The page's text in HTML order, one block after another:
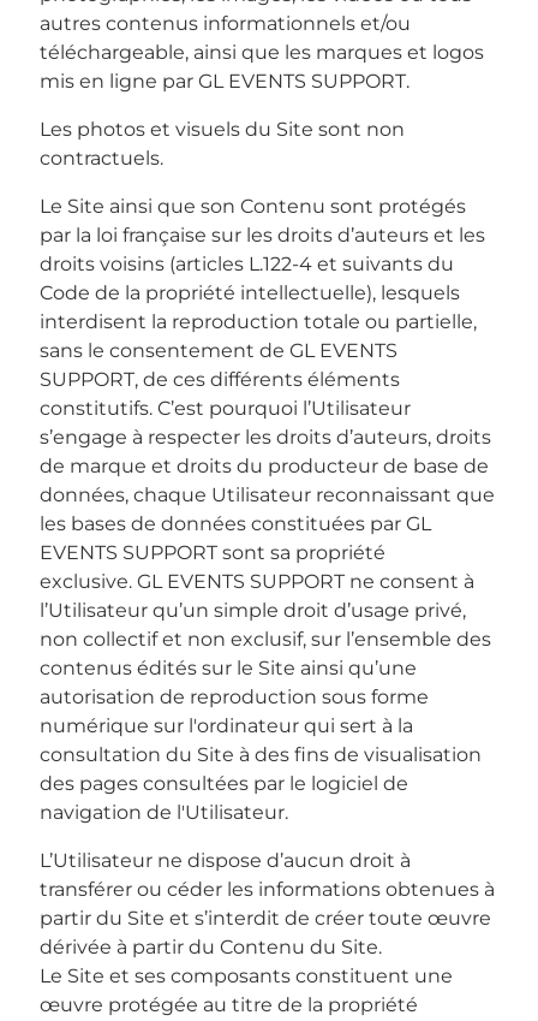
autres contenus informationnels et/ou
téléchargeable, ainsi que les marques et logos
mis en ligne par GL EVENTS SUPPORT.
Les photos et visuels du Site sont non
contractuels.
Le Site ainsi que son Contenu sont protégés
par la loi française sur les droits d’auteurs et les
droits voisins (articles L.122-4 et suivants du
Code de la propriété intellectuelle), lesquels
interdisent la reproduction totale ou partielle,
sans le consentement de GL EVENTS
SUPPORT, de ces différents éléments
constitutifs. C’est pourquoi l’Utilisateur
s’engage à respecter les droits d’auteurs, droits
de marque et droits du producteur de base de
données, chaque Utilisateur reconnaissant que
les bases de données constituées par GL
EVENTS SUPPORT sont sa propriété
exclusive. GL EVENTS SUPPORT ne consent à
l’Utilisateur qu’un simple droit d’usage privé,
non collectif et non exclusif, sur l’ensemble des
contenus édités sur le Site ainsi qu’une
autorisation de reproduction sous forme
numérique sur l'ordinateur qui sert à la
consultation du Site à des fins de visualisation
des pages consultées par le logiciel de
navigation de l'Utilisateur.
L’Utilisateur ne dispose d’aucun droit à
transférer ou céder les informations obtenues à
partir du Site et s’interdit de créer toute œuvre
dérivée à partir du Contenu du Site.
Le Site et ses composants constituent une
œuvre protégée au titre de la propriété